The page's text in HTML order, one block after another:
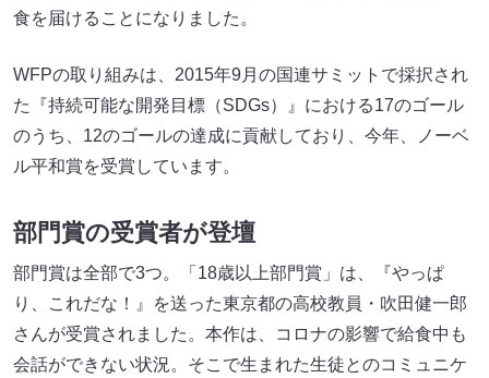
食を届けることになりました。
WFPの取り組みは、2015年9月の国連サミットで採択され
た『持続可能な開発目標（SDGs）』における17のゴール
のうち、12のゴールの達成に貢献しており、今年、ノーベ
ル平和賞を受賞しています。
部門賞の受賞者が登壇
部門賞は全部で3つ。「18歳以上部門賞」は、『やっぱ
り、これだな！』を送った東京都の高校教員・吹田健一郎
さんが受賞されました。本作は、コロナの影響で給食中も
会話ができない状況。そこで生まれた生徒とのコミュニケ